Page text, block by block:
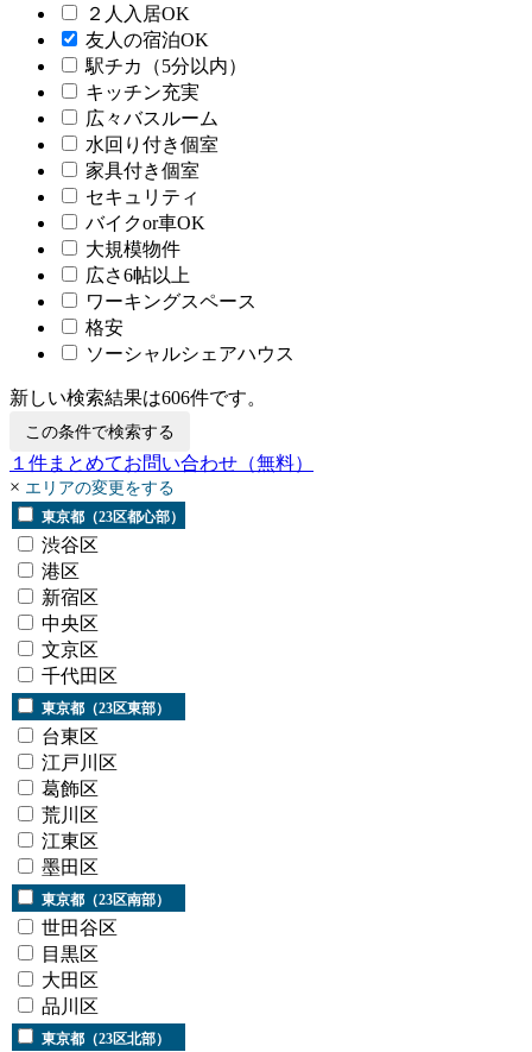
２人入居OK
友人の宿泊OK
駅チカ（5分以内）
キッチン充実
広々バスルーム
水回り付き個室
家具付き個室
セキュリティ
バイクor車OK
大規模物件
広さ6帖以上
ワーキングスペース
格安
ソーシャルシェアハウス
新しい検索結果は606件です。
この条件で検索する
１ 件まとめてお問い合わせ （無料）
× エリアの変更をする
東京都（23区都心部）
渋谷区
港区
新宿区
中央区
文京区
千代田区
東京都（23区東部）
台東区
江戸川区
葛飾区
荒川区
江東区
墨田区
東京都（23区南部）
世田谷区
目黒区
大田区
品川区
東京都（23区北部）